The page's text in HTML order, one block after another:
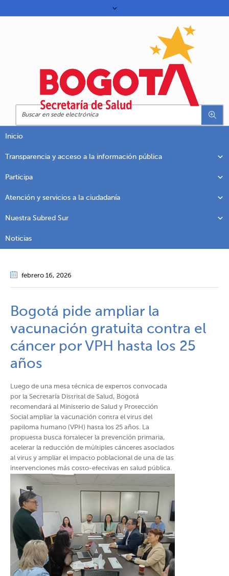
Inicio
Transparencia y acceso a la información pública
Participa
Atención y servicios a la ciudadanía
Nuestra Subred Sur
Noticias
febrero 16, 2026
Bogotá pide ampliar la
vacunación gratuita contra el
cáncer por VPH hasta los 25
años​​
​Luego de una mesa técnica de expertos convocada
por la Secretaría Distrital de Salud, Bogotá
recomendará al Ministerio de Salud y Protección
Social ampliar la vacunación contra el virus del
papiloma humano (VPH) hasta los 25 años. La
propuesta busca fortalecer la prevención primaria,
acelerar la reducción de múltiples cánceres asociados
al virus y ampliar el impacto poblacional de una de las
intervenciones más costo-efectivas en salud pública.